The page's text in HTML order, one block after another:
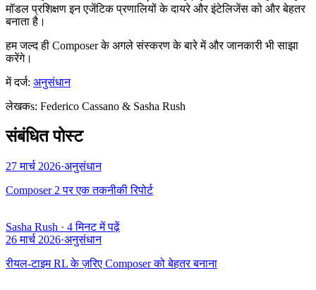
मॉडल प्रशिक्षण इन एजेंटिक प्रणालियों के दायरे और इंटेलिजेंस को और बेहतर
बनाता है।
हम जल्द ही Composer के अगले संस्करण के बारे में और जानकारी भी साझा
करेंगे।
में दर्ज: अनुसंधान
लेखकs: Federico Cassano & Sasha Rush
संबंधित पोस्ट
27 मार्च 2026·अनुसंधान
Composer 2 पर एक तकनीकी रिपोर्ट
Sasha Rush · 4 मिनट में पढ़ें
26 मार्च 2026·अनुसंधान
रीयल-टाइम RL के ज़रिए Composer को बेहतर बनाना